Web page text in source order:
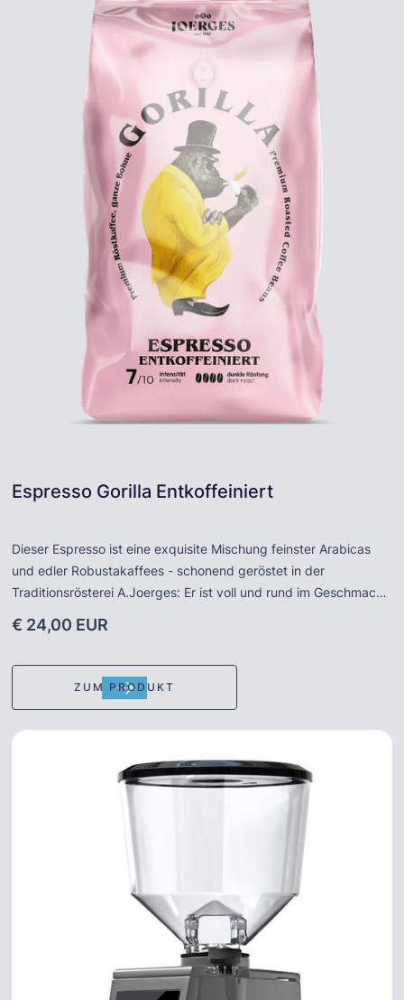
Espresso Gorilla Entkoffeiniert
Dieser Espresso ist eine exquisite Mischung feinster Arabicas
und edler Robustakaffees - schonend geröstet in der
Traditionsrösterei A.Joerges: Er ist voll und rund im Geschmack
aber wie alle "Gorillas" ein echter Espresso. Herdplatte,
Vollautomat oder Siebträger – der Gorilla Entkoff. überzeugt
Die Bohnen werden mithilfe eines natürlichen Lösungsmittels
entkoffeiniert. Hier quellen die Bohnen erst für 30 Minuten in
lang in Dichlormethan. Das Extraktionsmittel (Lösungsmittel)
wird anschließend abgegossen und Restbestände werden in
einem weitere 10 Stunden andauernden Trocknungsschritt
entfernt. Der typische, intensive Espressogeschmack kann hier
jedoch dank des niedrigen Koffeingehalts von weniger als 0,1%
zu jeder Tageszeit genossen werden. Auch als Cafe Creme ein
Genuss und ideal auch für den Einsatz im Vollautomaten. --
Entkoffeinierter Kaffee darf in der EU noch 0,1% Koffein
beinhalten, bei einem Koffeingehalt unter 0,08% darf er sich als
€ 24,00 EUR
ZUM PRODUKT